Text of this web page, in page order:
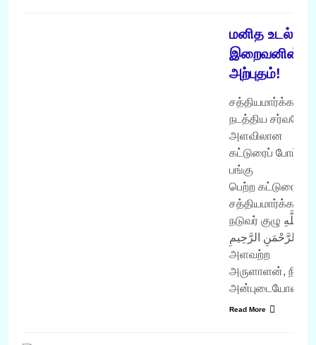
மனித உடல் –
இறைவனின்
அற்புதம்!
நடத்திய சர்வதேச
அளவிலான
கட்டுரைப்
பங்கு
பெற்ற கட்டுரை. –
நடுவர் குழு بِسْمِ اللَّهِ
الرَّحْمَنِ الرَّحِيمِ
அளவற்ற
அருளாளன்,
அன்புடையோன்,…
Read More